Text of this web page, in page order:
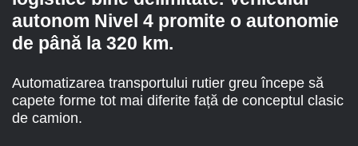
autonom Nivel 4 promite o autonomie
de până la 320 km.
Automatizarea transportului rutier greu începe să
capete forme tot mai diferite față de conceptul clasic
de camion.